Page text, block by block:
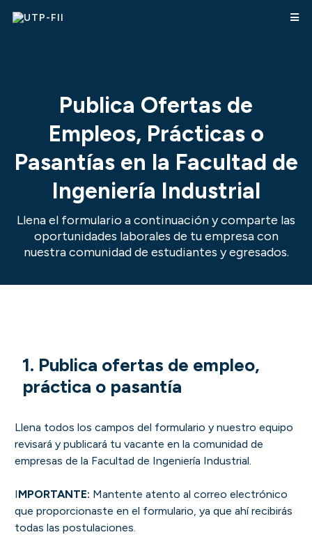
Publica Ofertas de
Empleos, Prácticas o
Pasantías en la Facultad de
Ingeniería Industrial
Llena el formulario a continuación y comparte las
oportunidades laborales de tu empresa con
nuestra comunidad de estudiantes y egresados.
1. Publica ofertas de empleo,
práctica o pasantía
Llena todos los campos del formulario y nuestro equipo
revisará y publicará tu vacante en la comunidad de
empresas de la Facultad de Ingeniería Industrial.
IMPORTANTE: Mantente atento al correo electrónico
que proporcionaste en el formulario, ya que ahí recibirás
todas las postulaciones.